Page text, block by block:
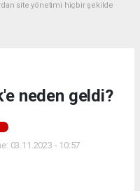
site yönetimi hiçbir şekilde
neden geldi?
03.11.2023 - 10:57